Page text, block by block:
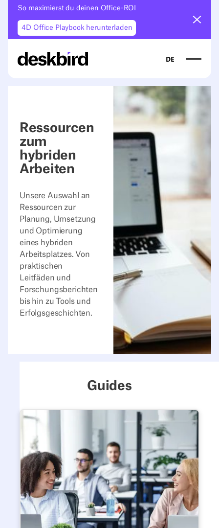
So maximierst du deinen Office-ROI
4D Office Playbook herunterladen
DE
Ressourcen
zum
hybriden
Arbeiten
Unsere Auswahl an
Ressourcen zur
Planung, Umsetzung
und Optimierung
eines hybriden
Arbeitsplatzes. Von
praktischen
Leitfäden und
Forschungsberichten
bis hin zu Tools und
Erfolgsgeschichten.
Guides
Der Leitfaden zum hybriden